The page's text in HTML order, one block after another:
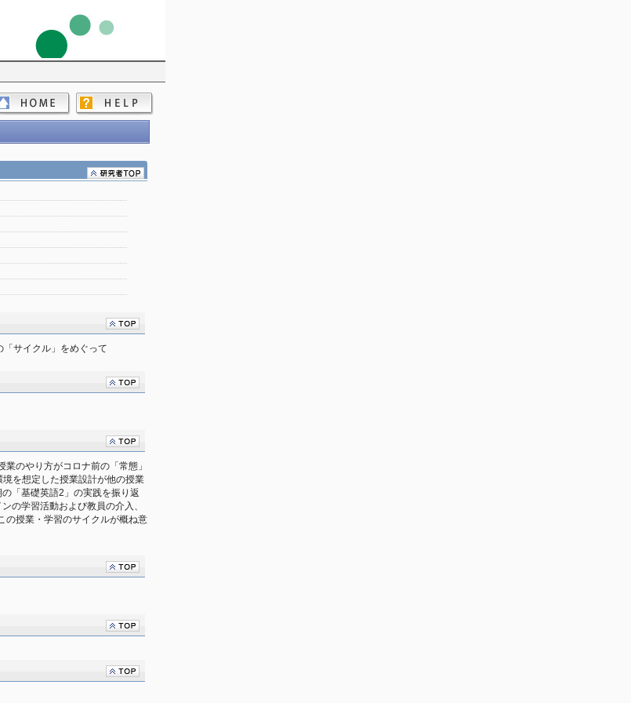
「サイクル」をめぐって
のやり方がコロナ前の「常態」
を想定した授業設計が他の授業
「基礎英語2」の実践を振り返
の学習活動および教員の介入、
の授業・学習のサイクルが概ね意